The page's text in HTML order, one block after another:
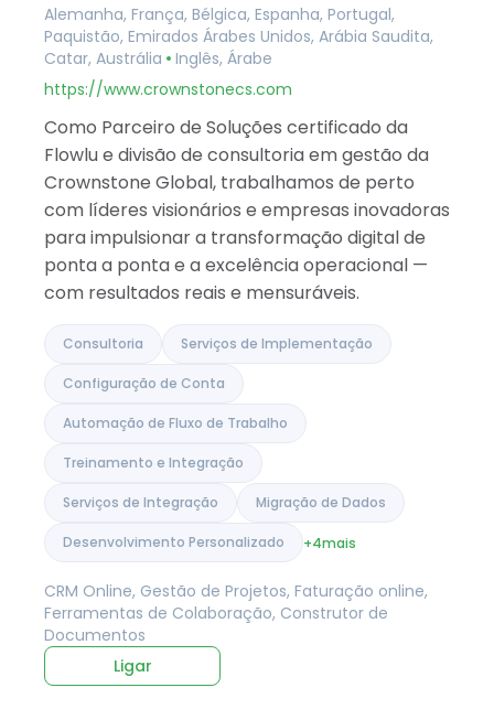
Catar
Albânia
Israel
Índia
Alemanha, França, Bélgica, Espanha, Portugal,
Paquistão, Emirados Árabes Unidos, Arábia Saudita,
Catar, Austrália
Inglês, Árabe
https://www.crownstonecs.com
Como Parceiro de Soluções certificado da
Flowlu e divisão de consultoria em gestão da
Crownstone Global, trabalhamos de perto
com líderes visionários e empresas inovadoras
para impulsionar a transformação digital de
ponta a ponta e a excelência operacional —
com resultados reais e mensuráveis.
Consultoria Serviços de Implementação
Configuração de Conta
Automação de Fluxo de Trabalho
Treinamento e Integração
Serviços de Integração Migração de Dados
Desenvolvimento Personalizado +4mais
CRM Online, Gestão de Projetos, Faturação online,
Ferramentas de Colaboração, Construtor de
Documentos
Ligar